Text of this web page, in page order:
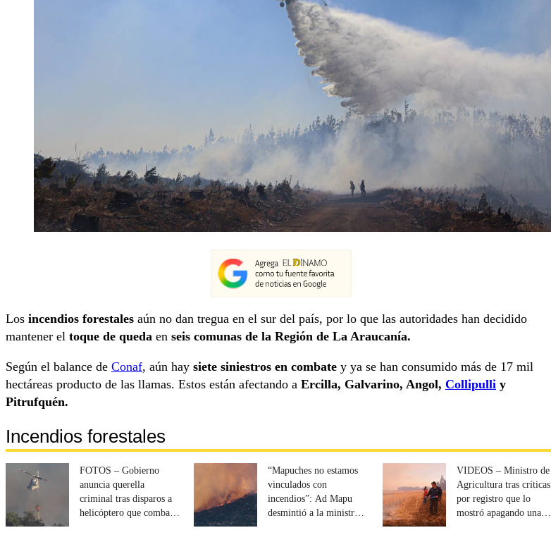
Los incendios forestales aún no dan tregua en el sur del país, por lo que las autoridades han decidido
mantener el toque de queda en seis comunas de la Región de La Araucanía.
Según el balance de Conaf, aún hay siete siniestros en combate y ya se han consumido más de 17 mil
hectáreas producto de las llamas. Estos están afectando a Ercilla, Galvarino, Angol, Collipulli y
Pitrufquén.
Incendios forestales
FOTOS – Gobierno
anuncia querella
criminal tras disparos a
helicóptero que combatía
“Mapuches no estamos
vinculados con
incendios”: Ad Mapu
desmintió a la ministra
VIDEOS – Ministro de
Agricultura tras críticas
por registro que lo
mostró apagando una